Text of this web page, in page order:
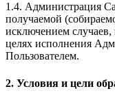
1.4. Администрация
получаемой
исключением случаев,
целях исполнения
Пользователем.
2. Условия и цели